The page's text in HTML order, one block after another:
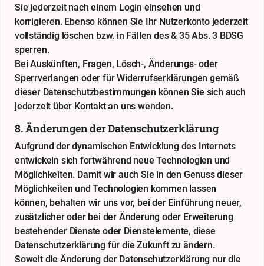
Sie jederzeit nach einem Login einsehen und
korrigieren. Ebenso können Sie Ihr Nutzerkonto jederzeit
vollständig löschen bzw. in Fällen des & 35 Abs. 3 BDSG
sperren.
Bei Auskünften, Fragen, Lösch-, Änderungs- oder
Sperrverlangen oder für Widerrufserklärungen gemäß
dieser Datenschutzbestimmungen können Sie sich auch
jederzeit über Kontakt an uns wenden.
8. Änderungen der Datenschutzerklärung
Aufgrund der dynamischen Entwicklung des Internets
entwickeln sich fortwährend neue Technologien und
Möglichkeiten. Damit wir auch Sie in den Genuss dieser
Möglichkeiten und Technologien kommen lassen
können, behalten wir uns vor, bei der Einführung neuer,
zusätzlicher oder bei der Änderung oder Erweiterung
bestehender Dienste oder Dienstelemente, diese
Datenschutzerklärung für die Zukunft zu ändern.
Soweit die Änderung der Datenschutzerklärung nur die